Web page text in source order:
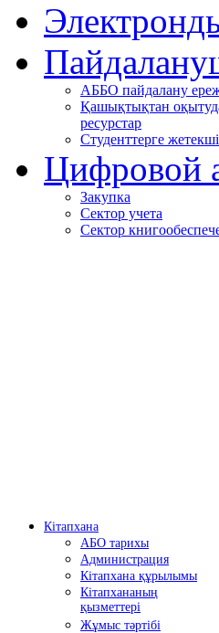
АББО пайдалану
Қашықтықтан
ресурстар
Студенттерге
Цифровой
Закупка
Сектор учета
Сектор
Кітапхана
АБО тарихы
Администрация
Кітапхана құрылымы
Кітапхананың
қызметтері
Жұмыс тәртібі